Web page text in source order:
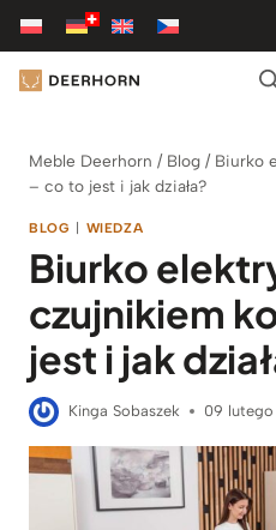
Przejdź
treści
Meble Deerhorn / Blog / Biurko
– co to jest i jak działa?
BLOG | WIEDZA
Biurko
czujnikiem
jest i jak
Kinga Sobaszek 09